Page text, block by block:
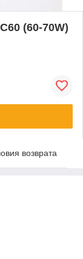
(60-70W)
возврата